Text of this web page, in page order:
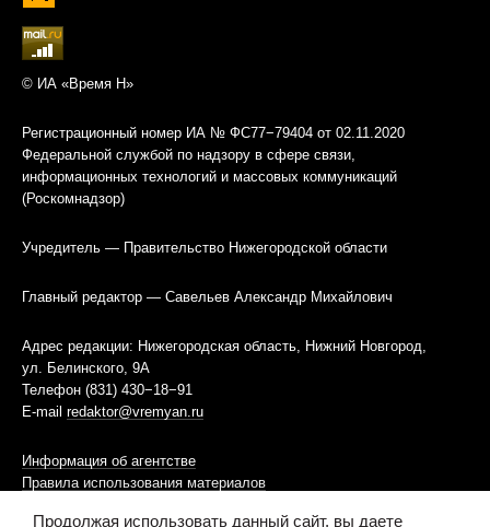
© ИА «Время Н»
Регистрационный номер ИА № ФС77−79404 от 02.11.2020
Федеральной службой по надзору в сфере связи,
информационных технологий и массовых коммуникаций
(Роскомнадзор)
Учредитель — Правительство Нижегородской области
Главный редактор — Савельев Александр Михайлович
Адрес редакции: Нижегородская область, Нижний Новгород,
ул. Белинского, 9А
Телефон (831) 430−18−91
E-mail redaktor@vremyan.ru
Информация об агентстве
Правила использования материалов
Продолжая использовать данный сайт, вы даете